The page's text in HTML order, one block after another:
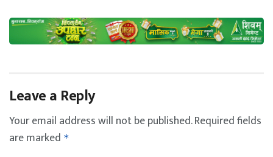
Leave a Reply
Your email address will not be published.Required fields
are marked *